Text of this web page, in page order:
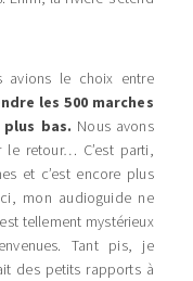
avions le choix entre
les 500 marches
bas. Nous avons
retour… C’est parti,
et c’est encore plus
mon audioguide ne
tellement mystérieux
Tant pis, je
des petits rapports à